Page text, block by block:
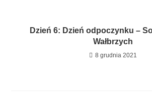
Dzień 6: Dzień odpoczynku –
Wałbrzych
8 grudnia 2021